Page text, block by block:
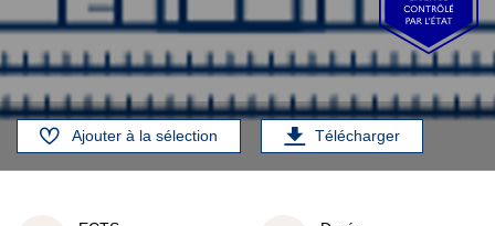
Ajouter à la sélection Télécharger